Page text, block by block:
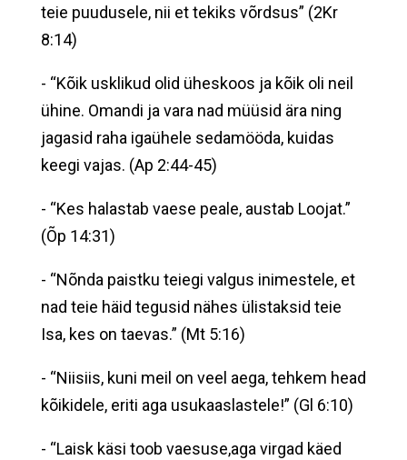
teie puudusele, nii et tekiks võrdsus” (2Kr
8:14)
- “Kõik usklikud olid üheskoos ja kõik oli neil
ühine. Omandi ja vara nad müüsid ära ning
jagasid raha igaühele sedamööda, kuidas
keegi vajas. (Ap 2:44-45)
- “Kes halastab vaese peale, austab Loojat.”
(Õp 14:31)
- “Nõnda paistku teiegi valgus inimestele, et
nad teie häid tegusid nähes ülistaksid teie
Isa, kes on taevas.” (Mt 5:16)
- “Niisiis, kuni meil on veel aega, tehkem head
kõikidele, eriti aga usukaaslastele!” (Gl 6:10)
- “Laisk käsi toob vaesuse,aga virgad käed